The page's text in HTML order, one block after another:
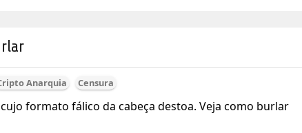
Anarquia Censura
formato fálico da cabeça destoa. Veja como burlar